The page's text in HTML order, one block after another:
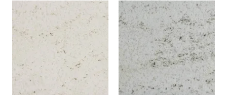
Loading Loading